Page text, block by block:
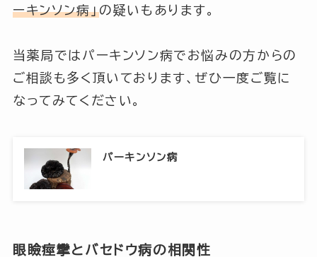
ーキンソン病」の疑いもあります。
当薬局ではパーキンソン病でお悩みの方からの
ご相談も多く頂いております、ぜひ一度ご覧に
なってみてください。
パーキンソン病
眼瞼痙攣とバセドウ病の相関性